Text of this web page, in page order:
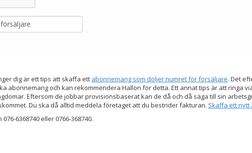
dig är ett tips att skaffa ett abonnemang som döljer numret för försäljare. Det
abonnemang och kan rekommendera Hallon för detta. Ett annat tips är att ringa
Eftersom de jobbar provisionsbaserat kan de då och då säga till sin
Du ska då alltid meddela företaget att du bestrider fakturan. Skaffa ett nytt
6368740 eller 0766-368740.